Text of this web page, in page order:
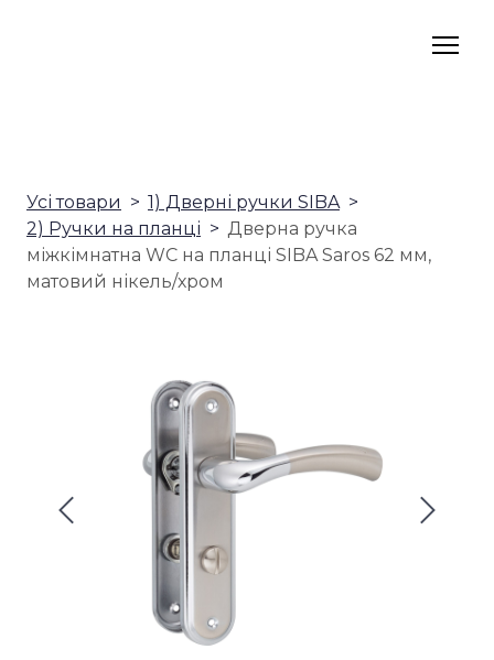
Усі товари
1) Дверні ручки SIBA
2) Ручки на планці
Дверна ручка
міжкімнатна WC на планці SIBA Saros 62 мм,
матовий нікель/хром